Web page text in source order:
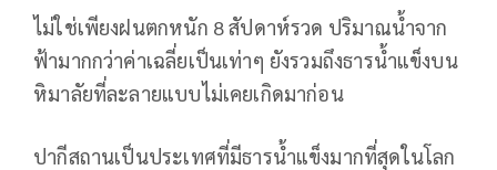
ไม่ใช่เพียงฝนตกหนัก 8 สัปดาห์รวด ปริมาณน้ำจาก
ฟ้ามากกว่าค่าเฉลี่ยเป็นเท่าๆ ยังรวมถึงธารน้ำแข็งบน
หิมาลัยที่ละลายแบบไม่เคยเกิดมาก่อน
ปากีสถานเป็นประเทศที่มีธารน้ำแข็งมากที่สุดในโลก